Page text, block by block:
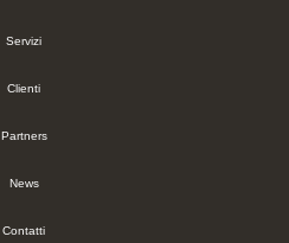
Servizi
Clienti
Partners
News
Contatti